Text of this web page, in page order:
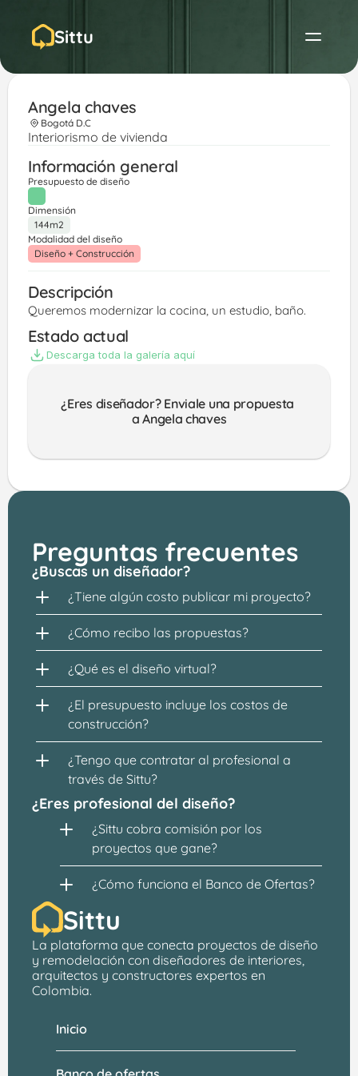
Sittu
Angela chaves
Bogotá D.C
Interiorismo de vivienda
Información general
Presupuesto de diseño
Dimensión
144m2
Modalidad del diseño
Diseño + Construcción
Descripción
Queremos modernizar la cocina, un estudio, baño.
Estado actual
Descarga toda la galería aquí
¿Eres diseñador? Enviale una propuesta
a Angela chaves
Preguntas frecuentes
¿Buscas un diseñador?
¿Tiene algún costo publicar mi proyecto?
¿Cómo recibo las propuestas?
¿Qué es el diseño virtual?
¿El presupuesto incluye los costos de
construcción?
¿Tengo que contratar al profesional a
través de Sittu?
¿Eres profesional del diseño?
¿Sittu cobra comisión por los
proyectos que gane?
¿Cómo funciona el Banco de Ofertas?
Sittu
La plataforma que conecta proyectos de diseño
y remodelación con diseñadores de interiores,
arquitectos y constructores expertos en
Colombia.
Inicio